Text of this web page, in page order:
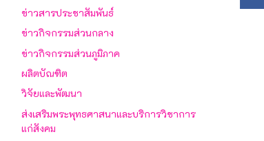
ข่าวสารประชาสัมพันธ์
ข่าวกิจกรรมส่วนกลาง
ข่าวกิจกรรมส่วนภูมิภาค
ผลิตบัณฑิต
วิจัยและพัฒนา
ส่งเสริมพระพุทธศาสนาและบริการวิชาการ
แก่สังคม